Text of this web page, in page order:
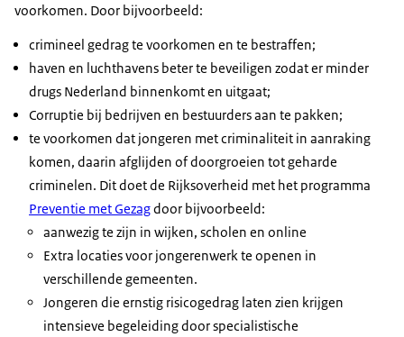
Politie;
voorkomen. Door bijvoorbeeld:
crimineel gedrag te voorkomen en te bestraffen;
haven en luchthavens beter te beveiligen zodat er minder
drugs Nederland binnenkomt en uitgaat;
Corruptie bij bedrijven en bestuurders aan te pakken;
te voorkomen dat jongeren met criminaliteit in aanraking
komen, daarin afglijden of doorgroeien tot geharde
criminelen. Dit doet de Rijksoverheid met het programma
Preventie met Gezagdoor bijvoorbeeld:
aanwezig te zijn in wijken, scholen en online
Extra locaties voor jongerenwerk te openen in
verschillende gemeenten.
Jongeren die ernstig risicogedrag laten zien krijgen
intensieve begeleiding door specialistische